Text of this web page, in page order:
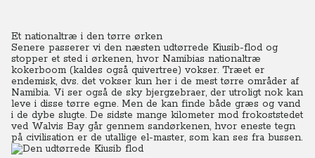
Et nationaltræ i den tørre ørken
Senere passerer vi den næsten udtørrede Kiusib-flod og
stopper et sted i ørkenen, hvor Namibias nationaltræ
kokerboom (kaldes også quivertree) vokser. Træet er
endemisk, dvs. det vokser kun her i de mest tørre områder af
Namibia. Vi ser også de sky bjergzebraer, der utroligt nok kan
leve i disse tørre egne. Men de kan finde både græs og vand
i de dybe slugte. De sidste mange kilometer mod frokoststedet
ved Walvis Bay går gennem sandørkenen, hvor eneste tegn
på civilisation er de utallige el-master, som kan ses fra bussen.